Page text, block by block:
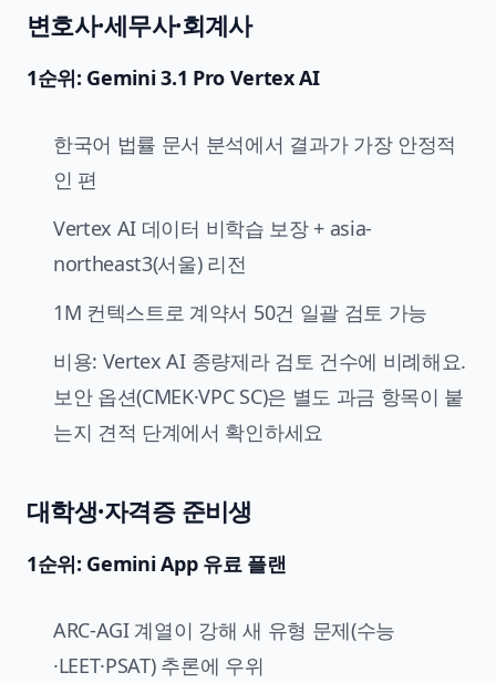
변호사·세무사·회계사
1순위: Gemini 3.1 Pro Vertex AI
한국어 법률 문서 분석에서 결과가 가장 안정적
인 편
Vertex AI 데이터 비학습 보장 + asia-
northeast3(서울) 리전
1M 컨텍스트로 계약서 50건 일괄 검토 가능
비용: Vertex AI 종량제라 검토 건수에 비례해요.
보안 옵션(CMEK·VPC SC)은 별도 과금 항목이 붙
는지 견적 단계에서 확인하세요
대학생·자격증 준비생
1순위: Gemini App 유료 플랜
ARC-AGI 계열이 강해 새 유형 문제(수능
·LEET·PSAT) 추론에 우위